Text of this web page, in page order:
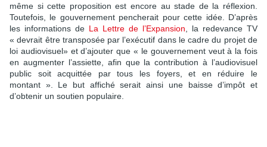
même si cette proposition est encore au stade de la réflexion.
Toutefois, le gouvernement pencherait pour cette idée. D’après
les informations de La Lettre de l’Expansion , la redevance TV
« devrait être transposée par l’exécutif dans le cadre du projet de
loi audiovisuel» et d’ajouter que « le gouvernement veut à la fois
en augmenter l’assiette, afin que la contribution à l’audiovisuel
public soit acquittée par tous les foyers, et en réduire le
montant ». Le but affiché serait ainsi une baisse d’impôt et
d’obtenir un soutien populaire.